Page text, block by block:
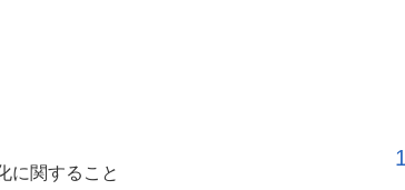
に関すること